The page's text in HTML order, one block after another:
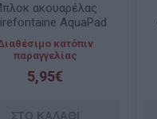
ακουαρέλας
AquaPad
Pressed 50φ. A6
300gr
CF975620
κατόπιν
παραγγελίας
5,95€